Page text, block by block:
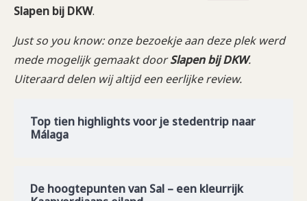
Slapen bij DKW.
Just so you know: onze bezoekje aan deze plek werd
mede mogelijk gemaakt doorSlapen bij DKW.
Uiteraard delen wij altijd een eerlijke review.
Top tien highlights voor je stedentrip naar
Málaga
De hoogtepunten van Sal – een kleurrijk